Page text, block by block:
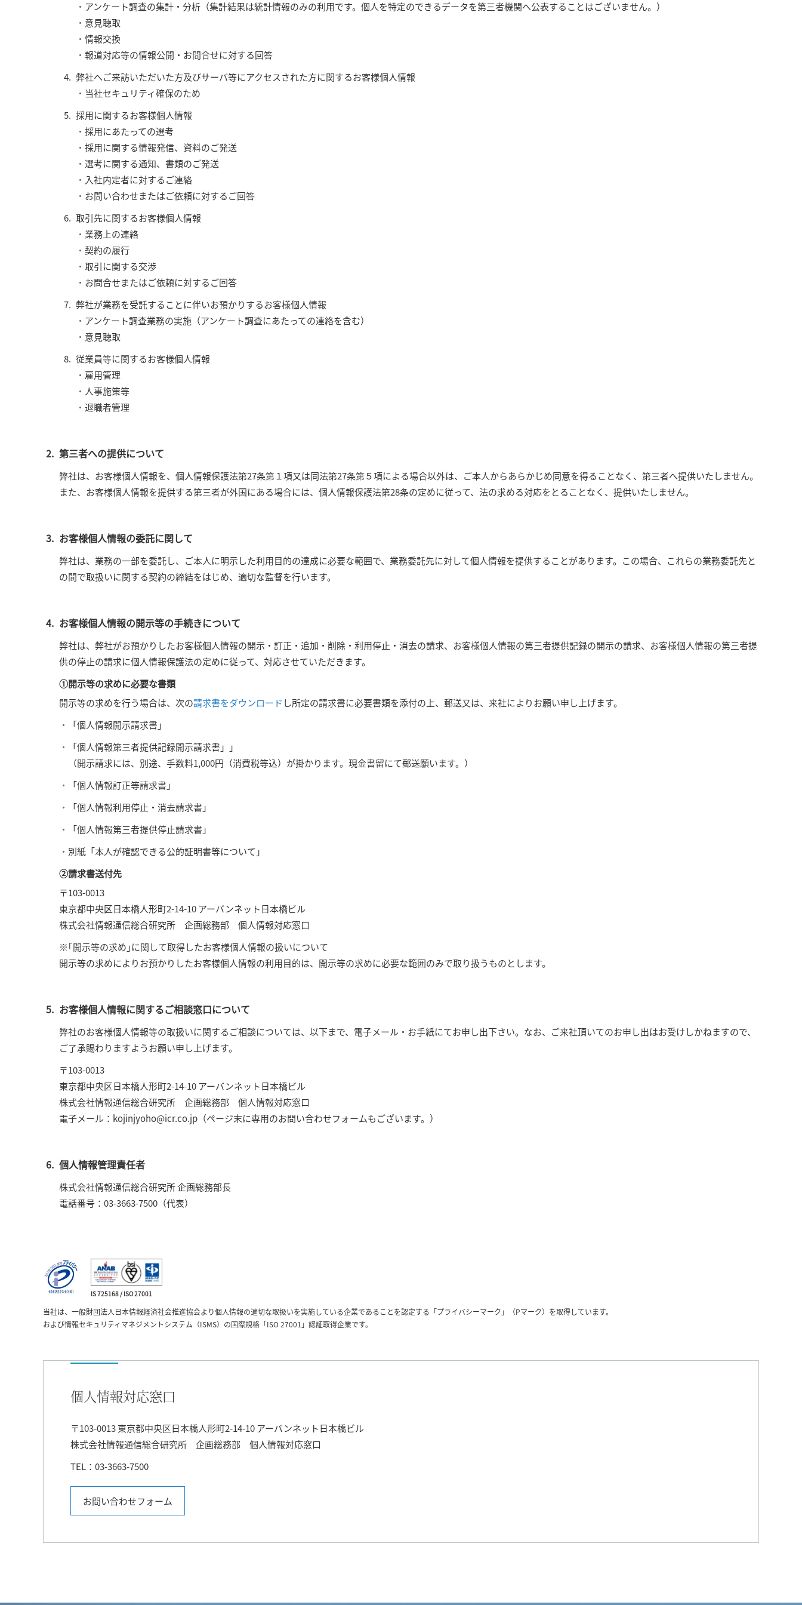
アンケート調査の集計・分析（集計結果は統計情報のみの利用です。個人を特定のできるデータを第三者機関へ公表することはございません。）
意見聴取
情報交換
報道対応等の情報公開・お問合せに対する回答
弊社へご来訪いただいた方及びサーバ等にアクセスされた方に関するお客様個人情報
当社セキュリティ確保のため
採用に関するお客様個人情報
採用にあたっての選考
採用に関する情報発信、資料のご発送
選考に関する通知、書類のご発送
入社内定者に対するご連絡
お問い合わせまたはご依頼に対するご回答
取引先に関するお客様個人情報
業務上の連絡
契約の履行
取引に関する交渉
お問合せまたはご依頼に対するご回答
弊社が業務を受託することに伴いお預かりするお客様個人情報
アンケート調査業務の実施（アンケート調査にあたっての連絡を含む）
意見聴取
従業員等に関するお客様個人情報
雇用管理
人事施策等
退職者管理
第三者への提供について
弊社は、お客様個人情報を、個人情報保護法第27条第１項又は同法第27条第５項による場合以外は、ご本人からあらかじめ同意を得ることなく、第三者へ提供いたしません。
また、お客様個人情報を提供する第三者が外国にある場合には、個人情報保護法第28条の定めに従って、法の求める対応をとることなく、提供いたしません。
お客様個人情報の委託に関して
弊社は、業務の一部を委託し、ご本人に明示した利用目的の達成に必要な範囲で、業務委託先に対して個人情報を提供することがあります。この場合、これらの業務委託先と
の間で取扱いに関する契約の締結をはじめ、適切な監督を行います。
お客様個人情報の開示等の手続きについて
弊社は、弊社がお預かりしたお客様個人情報の開示・訂正・追加・削除・利用停止・消去の請求、お客様個人情報の第三者提供記録の開示の請求、お客様個人情報の第三者提
供の停止の請求に個人情報保護法の定めに従って、対応させていただきます。
①開示等の求めに必要な書類
開示等の求めを行う場合は、次の請求書をダウンロード し所定の請求書に必要書類を添付の上、郵送又は、来社によりお願い申し上げます。
「個人情報開示請求書」
「個人情報第三者提供記録開示請求書」」
（開示請求には、別途、手数料1,000円（消費税等込）が掛かります。現金書留にて郵送願います。）
「個人情報訂正等請求書」
「個人情報利用停止・消去請求書」
「個人情報第三者提供停止請求書」
別紙「本人が確認できる公的証明書等について」
②請求書送付先
〒103-0013
東京都中央区日本橋人形町2-14-10 アーバンネット日本橋ビル
株式会社情報通信総合研究所 企画総務部 個人情報対応窓口
※｢開示等の求め｣に関して取得したお客様個人情報の扱いについて
開示等の求めによりお預かりしたお客様個人情報の利用目的は、開示等の求めに必要な範囲のみで取り扱うものとします。
お客様個人情報に関するご相談窓口について
弊社のお客様個人情報等の取扱いに関するご相談については、以下まで、電子メール・お手紙にてお申し出下さい。なお、ご来社頂いてのお申し出はお受けしかねますので、
ご了承賜わりますようお願い申し上げます。
〒103-0013
東京都中央区日本橋人形町2-14-10 アーバンネット日本橋ビル
株式会社情報通信総合研究所 企画総務部 個人情報対応窓口
電子メール：kojinjyoho@icr.co.jp（ページ末に専用のお問い合わせフォームもございます。）
個人情報管理責任者
株式会社情報通信総合研究所 企画総務部長
電話番号：03-3663-7500（代表）
IS 725168 / ISO 27001
当社は、一般財団法人日本情報経済社会推進協会より個人情報の適切な取扱いを実施している企業であることを認定する「プライバシーマーク」（Pマーク）を取得しています。
および情報セキュリティマネジメントシステム（ISMS）の国際規格「ISO 27001」認証取得企業です。
個人情報対応窓口
〒103-0013 東京都中央区日本橋人形町2-14-10 アーバンネット日本橋ビル
株式会社情報通信総合研究所 企画総務部 個人情報対応窓口
TEL：03-3663-7500
お問い合わせフォーム